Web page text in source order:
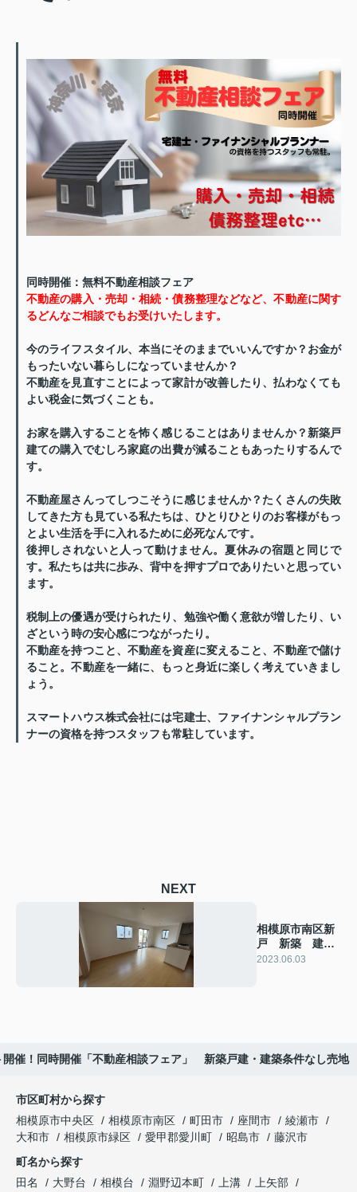
同時開催：無料不動産相談フェア
不動産の購入・売却・相続・債務整理などなど、不動産に関す
るどんなご相談でもお受けいたします。
今のライフスタイル、本当にそのままでいいんですか？ お金が
もったいない暮らしになっていませんか？
不動産を見直すことによって家計が改善したり、払わなくても
よい税金に気づくことも。
お家を購入することを怖く感じることはありませんか？ 新築戸
建ての購入でむしろ家庭の出費が減ることもあったりするんで
す。
不動産屋さんってしつこそうに感じませんか？ たくさんの失敗
してきた方も見ている私たちは、ひとりひとりのお客様がもっ
とよい生活を手に入れるために必死なんです。
後押しされないと人って動けません。夏休みの宿題と同じで
す。私たちは共に歩み、背中を押すプロでありたいと思ってい
ます。
税制上の優遇が受けられたり、勉強や働く意欲が増したり、い
ざという時の安心感につながったり。
不動産を持つこと、不動産を資産に変えること、不動産で儲け
ること。不動産を一緒に、もっと身近に楽しく考えていきまし
ょう。
スマートハウス株式会社には宅建士、ファイナンシャルプラン
ナーの資格を持つスタッフも常駐しています。
NEXT
相模原市南区新
戸 新築 建物
完成オープンハ
2023.06.03
開催！同時開催「不動産相談フェア」 新築戸建・建築条件なし売地
市区町村から探す
相模原市中央区
相模原市南区 町田市 座間市
綾瀬市
大和市
相模原市緑区 愛甲郡愛川町 昭島市
藤沢市
町名から探す
田名
大野台 相模台 淵野辺本町 上溝
上矢部